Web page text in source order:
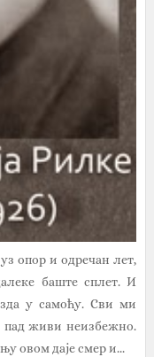
опор и одречан лет,
баште сплет. И
у самоћу. Сви ми
пад живи неизбежно.
овом даје смер и...